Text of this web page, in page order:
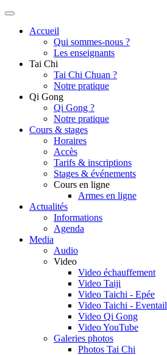
Accueil
Qui sommes-nous ?
Les enseignants
Tai Chi
Tai Chi Chuan ?
Notre pratique
Qi Gong
Qi Gong ?
Notre pratique
Cours & stages
Horaires
Accès
Tarifs & inscriptions
Stages & événements
Cours en ligne
Armes en ligne
Actualités
Informations
Agenda
Media
Audio
Video
Video échauffement
Video Taiji
Video Taichi - Epée
Video Taichi - Eventail
Video Qi Gong
Video YouTube
Galeries photos
Photos Tai Chi